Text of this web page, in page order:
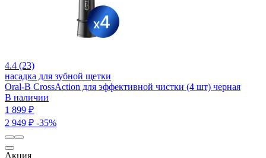
4.4 (23)
насадка для зубной щетки
Oral-B CrossAction для эффективной чистки (4 шт) черная
В наличии
1 899 ₽
2 949 ₽ -35%
Акция